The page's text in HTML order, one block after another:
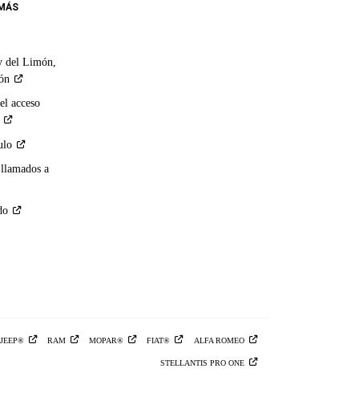
del Limón,
acceso
a
JEEP® RAM MOPAR® FIAT® ALFAROMEO
STELLANTIS PRO ONE